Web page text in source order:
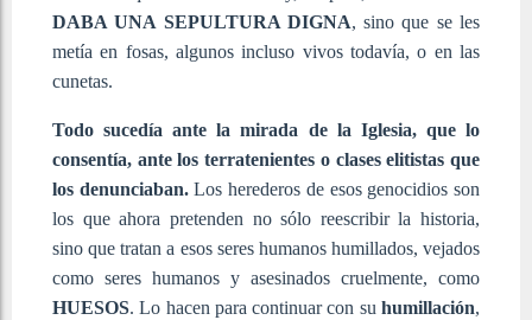
DABA UNA SEPULTURA DIGNA, sino que se les
metía en fosas, algunos incluso vivos todavía, o en las
cunetas.
Todo sucedía ante la mirada de la Iglesia, que lo
consentía, ante los terratenientes o clases elitistas que
los denunciaban.Los herederos de esos genocidios son
los que ahora pretenden no sólo reescribir la historia,
sino que tratan a esos seres humanos humillados, vejados
como seres humanos y asesinados cruelmente, como
HUESOS. Lo hacen para continuar con su humillación,